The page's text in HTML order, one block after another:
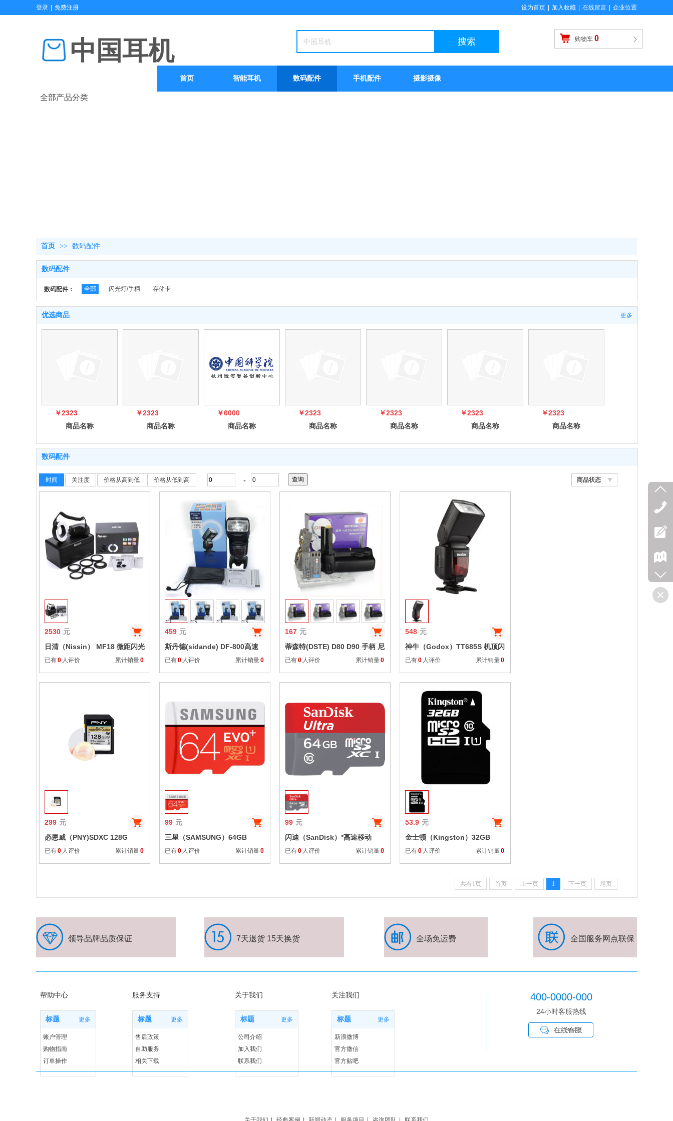
中国耳机 搜索
全部产品分类
购物车 0
首页 智能耳机 数码配件 手机配件 摄影摄像
登录 免费注册 设为首页 加入收藏 在线留言 企业位置
首页 >> 数码配件
数码配件
数码配件： 全部 闪光灯/手柄 存储卡
优选商品 更多
￥2323
商品名称
￥2323
商品名称
￥6000
商品名称
￥2323
商品名称
￥2323
商品名称
￥2323
商品名称
￥2323
商品名称
数码配件
商品状态
时间 关注度 价格从高到低 价格从低到高 -
收藏
2530 元
日清（Nissin） MF18 微距闪光
灯 尼康口
已有0 人评价 累计销量0
收藏
459 元
斯丹德(sidande) DF-800高速
同步1/8000单反相机闪光灯 佳
6D 70D 60D 5D2 5D3
已有0 人评价 累计销量0
167 元
蒂森特(DSTE) D80 D90 手柄 尼
康 竖拍 单反手柄 电池盒 MB-
已有0 人评价 累计销量0
548 元
神牛（Godox）TT685S 机顶闪
光灯索尼外拍灯 模特摄影灯闪光
已有0 人评价 累计销量0
299 元
必恩威（PNY)SDXC 128G
600X UHS-1 Class10 极速存储
已有0 人评价 累计销量0
99 元
三星（SAMSUNG）64GB
UHS-1 Class10 TF(Micro SD)
已有0 人评价 累计销量0
99 元
闪迪（SanDisk）*高速移动
MicroSDXC UHS-I存储卡 TF卡
已有0 人评价 累计销量0
53.9 元
金士顿（Kingston）32GB
80MB/s TF(Micro SD)Class10
已有0 人评价 累计销量0
共有1页 首页 上一页 1 下一页 尾页
领导品牌品质保证 7天退货 15天换货 全场免运费 全国服务网点联保
标题 更多
账户管理
购物指南
订单操作
标题 更多
售后政策
自助服务
相关下载
标题 更多
公司介绍
加入我们
联系我们
标题 更多
新浪微博
官方微信
官方贴吧
帮助中心 服务支持 关于我们 关注我们 400-0000-000
24小时客服热线